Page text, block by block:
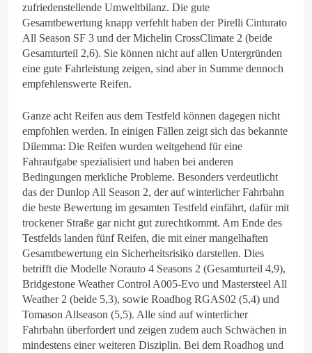
zufriedenstellende Umweltbilanz. Die gute
Gesamtbewertung knapp verfehlt haben der Pirelli Cinturato
All Season SF 3 und der Michelin CrossClimate 2 (beide
Gesamturteil 2,6). Sie können nicht auf allen Untergründen
eine gute Fahrleistung zeigen, sind aber in Summe dennoch
empfehlenswerte Reifen.
Ganze acht Reifen aus dem Testfeld können dagegen nicht
empfohlen werden. In einigen Fällen zeigt sich das bekannte
Dilemma: Die Reifen wurden weitgehend für eine
Fahraufgabe spezialisiert und haben bei anderen
Bedingungen merkliche Probleme. Besonders verdeutlicht
das der Dunlop All Season 2, der auf winterlicher Fahrbahn
die beste Bewertung im gesamten Testfeld einfährt, dafür mit
trockener Straße gar nicht gut zurechtkommt. Am Ende des
Testfelds landen fünf Reifen, die mit einer mangelhaften
Gesamtbewertung ein Sicherheitsrisiko darstellen. Dies
betrifft die Modelle Norauto 4 Seasons 2 (Gesamturteil 4,9),
Bridgestone Weather Control A005-Evo und Mastersteel All
Weather 2 (beide 5,3), sowie Roadhog RGAS02 (5,4) und
Tomason Allseason (5,5). Alle sind auf winterlicher
Fahrbahn überfordert und zeigen zudem auch Schwächen in
mindestens einer weiteren Disziplin. Bei dem Roadhog und